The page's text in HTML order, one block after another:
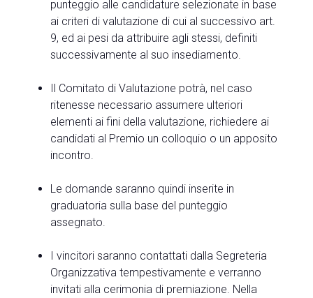
punteggio alle candidature selezionate in base
ai criteri di valutazione di cui al successivo art.
9, ed ai pesi da attribuire agli stessi, definiti
successivamente al suo insediamento.
Il Comitato di Valutazione potrà, nel caso
ritenesse necessario assumere ulteriori
elementi ai fini della valutazione, richiedere ai
candidati al Premio un colloquio o un apposito
incontro.
Le domande saranno quindi inserite in
graduatoria sulla base del punteggio
assegnato.
I vincitori saranno contattati dalla Segreteria
Organizzativa tempestivamente e verranno
invitati alla cerimonia di premiazione. Nella